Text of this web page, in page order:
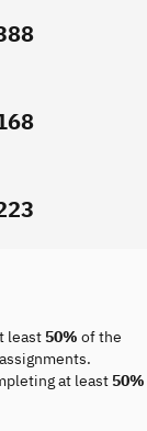
least 50% of the
at least 50%